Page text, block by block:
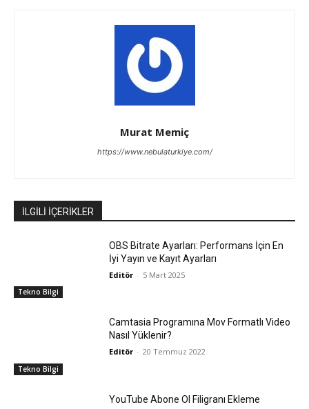
Murat Memiç
https://www.nebulaturkiye.com/
İLGİLİ İÇERİKLER
Tekno Bilgi
OBS Bitrate Ayarları: Performans İçin En
İyi Yayın ve Kayıt Ayarları
Editör - 5 Mart 2025
Tekno Bilgi
Camtasia Programına Mov Formatlı Video
Nasıl Yüklenir?
Editör - 20 Temmuz 2022
YouTube Abone Ol Filigranı Ekleme